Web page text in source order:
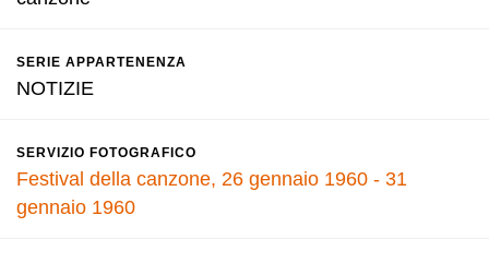
SERIE APPARTENENZA
NOTIZIE
SERVIZIO FOTOGRAFICO
Festival della canzone, 26 gennaio 1960 - 31
gennaio 1960